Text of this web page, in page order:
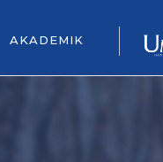
AKADEMIK